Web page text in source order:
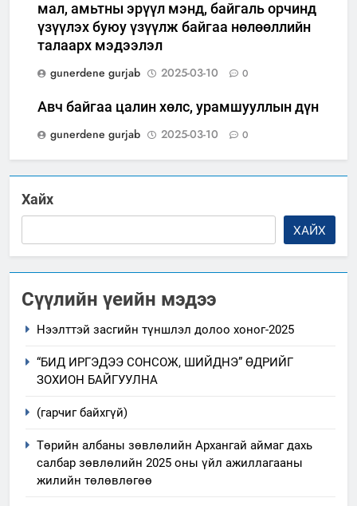
мал, амьтны эрүүл мэнд, байгаль орчинд
үзүүлэх буюу үзүүлж байгаа нөлөөллийн
талаарх мэдээлэл
gunerdene gurjab
2025-03-10 0
Авч байгаа цалин хөлс, урамшууллын дүн
gunerdene gurjab
2025-03-10 0
Хайх
ХАЙХ
Сүүлийн үеийн мэдээ
Нээлттэй засгийн түншлэл долоо хоног-2025
“БИД ИРГЭДЭЭ СОНСОЖ, ШИЙДНЭ” ӨДРИЙГ
ЗОХИОН БАЙГУУЛНА
(гарчиг байхгүй)
Төрийн албаны зөвлөлийн Архангай аймаг дахь
салбар зөвлөлийн 2025 оны үйл ажиллагааны
жилийн төлөвлөгөө